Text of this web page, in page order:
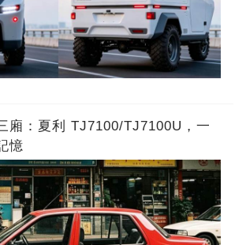
廂：夏利 TJ7100/TJ7100U，一
憶